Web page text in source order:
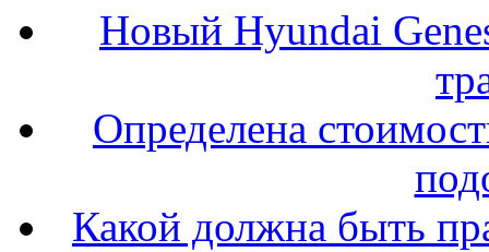
Новый Hyundai
Определена
Какой должна быть